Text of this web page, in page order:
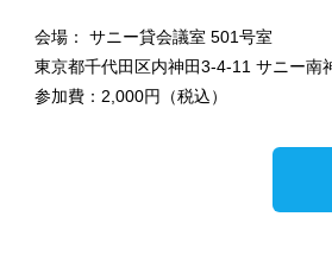
会場： サニー貸会議室 501号室
東京都千代田区内神田3-4-11 サニー南
参加費：2,000円（税込）